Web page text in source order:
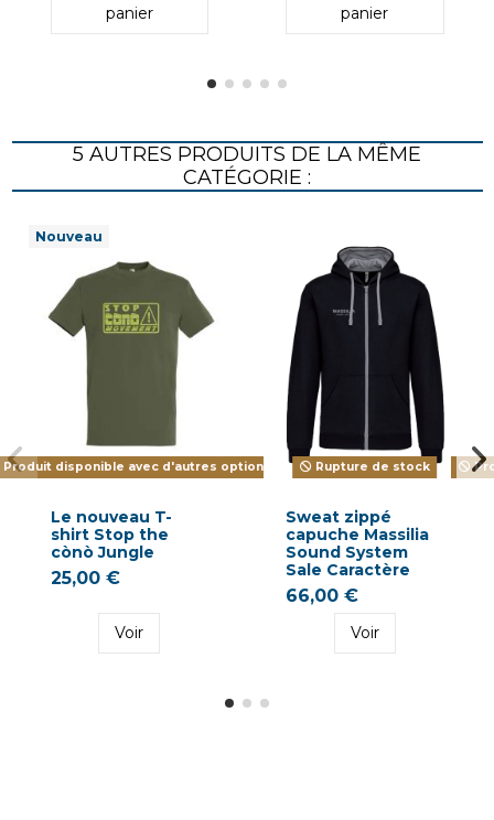
panier
panier
5 AUTRES PRODUITS DE LA MÊME
CATÉGORIE :
Nouveau
Produit disponible avec d'autres options
Le nouveau T-
shirt Stop the
cònò Jungle
25,00 €
Voir
Rupture de stock
Sweat zippé
capuche Massilia
Sound System
Sale Caractère
66,00 €
Voir